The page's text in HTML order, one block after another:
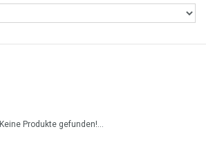
Keine Produkte gefunden!...